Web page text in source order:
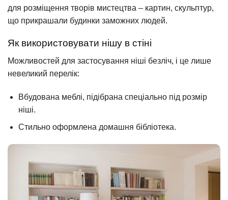
для розміщення творів мистецтва – картин, скульптур,
що прикрашали будинки заможних людей.
Як використовувати нішу в стіні
Можливостей для застосування ніші безліч, і це лише
невеликий перелік:
Вбудована меблі, підібрана спеціально під розмір
ніші.
Стильно оформлена домашня бібліотека.